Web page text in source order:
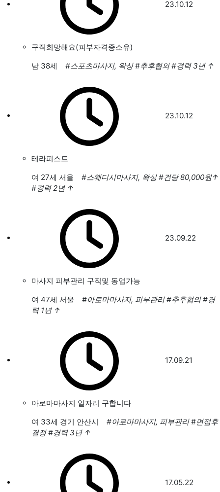
23.10.12
구직희망해요(피부자격증소유)
남 38세 #스포츠마사지, 왁싱 #추후협의 #경력 3년 ↑
23.10.12
테라피스트
여 27세 서울 #스웨디시마사지, 왁싱 #건당 80,000원↑
#경력 2년 ↑
23.09.22
마사지 피부관리 구직및 동업가능
여 47세 서울 #아로마마사지, 피부관리 #추후협의 #경
력 1년 ↑
17.09.21
아로마마사지 일자리 구합니다
여 33세 경기 안산시 #아로마마사지, 피부관리 #면접후
결정 #경력 3년 ↑
17.05.22